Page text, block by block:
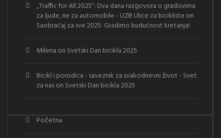
„Traffic for All 2025“: Dva dana razgovora o gradovima
za ljude, ne za automobile - UZB Ulice za bicikliste on
Saobraćaj za sve 2025: Gradimo budućnost kretanja!
Milena on Svetski Dan bicikla 2025
Bicikl i porodica - saveznik za svakodnevni život - Svet
za nason Svetski Dan bicikla 2025
Početna